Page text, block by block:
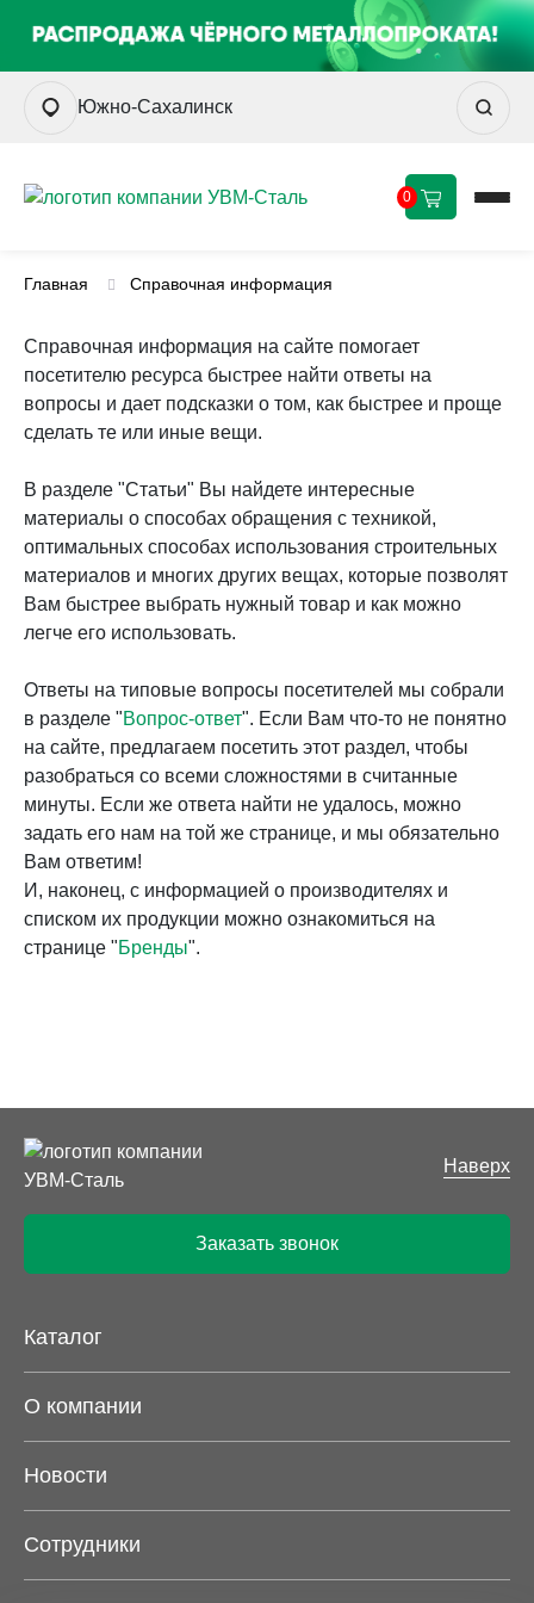
Южно-Сахалинск
0
Главная Справочная информация
Справочная информация на сайте помогает
посетителю ресурса быстрее найти ответы на
вопросы и дает подсказки о том, как быстрее и проще
сделать те или иные вещи.
В разделе "Статьи" Вы найдете интересные
материалы о способах обращения с техникой,
оптимальных способах использования строительных
материалов и многих других вещах, которые позволят
Вам быстрее выбрать нужный товар и как можно
легче его использовать.
Ответы на типовые вопросы посетителей мы собрали
в разделе "Вопрос-ответ". Если Вам что-то не понятно
на сайте, предлагаем посетить этот раздел, чтобы
разобраться со всеми сложностями в считанные
минуты. Если же ответа найти не удалось, можно
задать его нам на той же странице, и мы обязательно
Вам ответим!
И, наконец, с информацией о производителях и
списком их продукции можно ознакомиться на
странице "Бренды".
Наверх
Заказать звонок
Каталог
О компании
Новости
Сотрудники